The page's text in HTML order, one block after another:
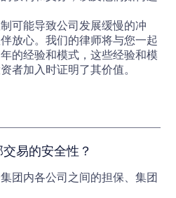
可能导致公司发展缓慢的冲
放心。我们的律师将与您一起
的经验和模式，这些经验和模
者加入时证明了其价值。
易的安全性？
团内各公司之间的担保、集团